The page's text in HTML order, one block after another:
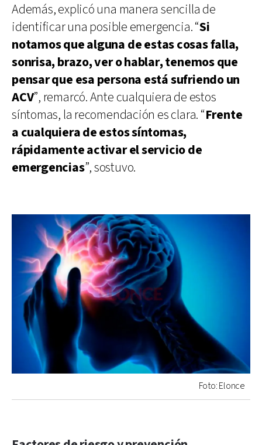
Además, explicó una manera sencilla de
identificar una posible emergencia. “Si
notamos que alguna de estas cosas falla,
sonrisa, brazo, ver o hablar, tenemos que
pensar que esa persona está sufriendo un
ACV”, remarcó. Ante cualquiera de estos
síntomas, la recomendación es clara. “Frente
a cualquiera de estos síntomas,
rápidamente activar el servicio de
emergencias”, sostuvo.
Foto: Elonce